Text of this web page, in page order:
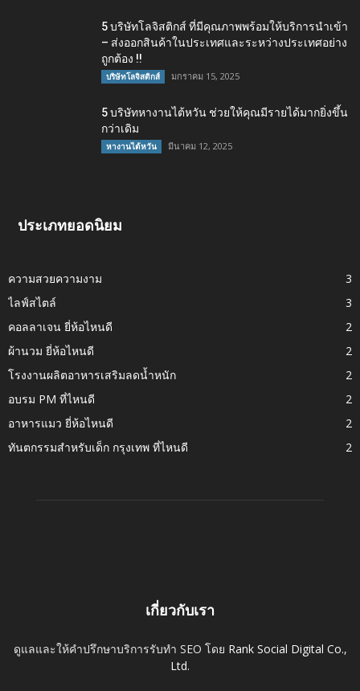
5 บริษัทโลจิสติกส์ ที่มีคุณภาพพร้อมให้บริการนำเข้า
– ส่งออกสินค้าในประเทศและระหว่างประเทศอย่าง
ถูกต้อง !!
บริษัทโลจิสติกส์ มกราคม 15, 2025
5 บริษัทหางานไต้หวัน ช่วยให้คุณมีรายได้มากยิ่งขึ้น
กว่าเดิม
หางานไต้หวัน มีนาคม 12, 2025
ประเภทยอดนิยม
ความสวยความงาม
3
ไลฟ์สไตล์
3
คอลลาเจน ยี่ห้อไหนดี
2
ผ้านวม ยี่ห้อไหนดี
2
โรงงานผลิตอาหารเสริมลดน้ำหนัก
2
อบรม PM ที่ไหนดี
2
อาหารแมว ยี่ห้อไหนดี
2
ทันตกรรมสำหรับเด็ก กรุงเทพ ที่ไหนดี
2
เกี่ยวกับเรา
ดูแลและให้คำปรึกษาบริการรับทำ SEO โดย Rank Social Digital Co.,
Ltd.